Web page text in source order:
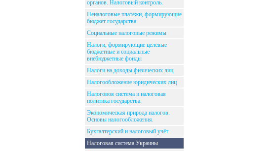
органов. Налоговый контроль.
Неналоговые платежи, формирующие
бюджет государства
Социальные налоговые режимы
Налоги, формирующие целевые
бюджетные и социальные
внебюджетные фонды
Налоги на доходы физических лиц
Налогообложение юридических лиц
Налоговоя система и налоговая
политика государства.
Экономическая природа налогов.
Основы налогообложения.
Бухгалтерский и налоговый учёт
Налоговая система Украины